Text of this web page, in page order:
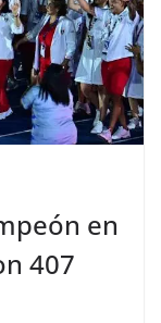
en
407